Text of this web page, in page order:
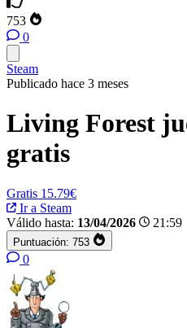
753
0
Steam
Publicado hace 3 meses
Living Forest
gratis
Gratis 15.79€
Ir a Steam
Válido hasta: 13/04/2026 21:59
Puntuación: 753
0